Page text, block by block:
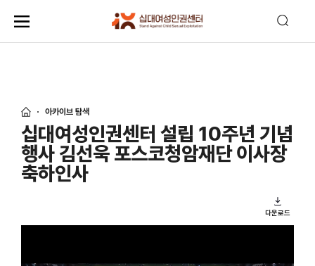
아카이브 탐색
십대여성인권센터 설립 10주년 기념
행사 김선욱 포스코청암재단 이사장
축하인사
다운로드